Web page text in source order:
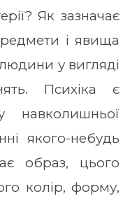
Як зазначає
і явища
у вигляді
Психіка є
навколишньої
якого-небудь
образ, цього
колір, форму,